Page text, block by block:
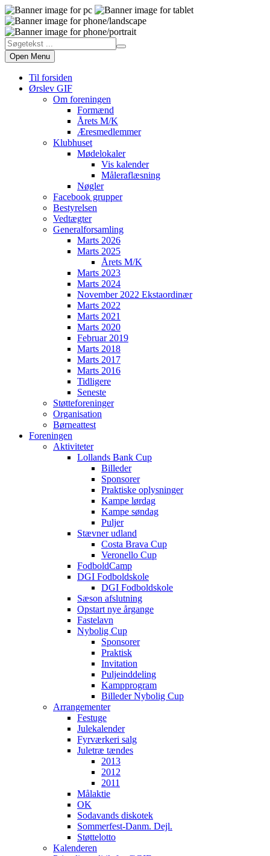
Open Menu
Til forsiden
Ørslev GIF
Om foreningen
Formænd
Årets M/K
Æresmedlemmer
Klubhuset
Mødelokaler
Vis kalender
Måleraflæsning
Nøgler
Facebook grupper
Bestyrelsen
Vedtægter
Generalforsamling
Marts 2026
Marts 2025
Årets M/K
Marts 2023
Marts 2024
November 2022 Ekstaordinær
Marts 2022
Marts 2021
Marts 2020
Februar 2019
Marts 2018
Marts 2017
Marts 2016
Tidligere
Seneste
Støtteforeninger
Organisation
Børneattest
Foreningen
Aktiviteter
Lollands Bank Cup
Billeder
Sponsorer
Praktiske oplysninger
Kampe lørdag
Kampe søndag
Puljer
Stævner udland
Costa Brava Cup
Veronello Cup
FodboldCamp
DGI Fodboldskole
DGI Fodboldskole
Sæson afslutning
Opstart nye årgange
Fastelavn
Nybolig Cup
Sponsorer
Praktisk
Invitation
Puljeinddeling
Kampprogram
Billeder Nybolig Cup
Arrangementer
Festuge
Julekalender
Fyrværkeri salg
Juletræ tændes
2013
2012
2011
Målaktie
OK
Sodavands diskotek
Sommerfest-Danm. Dejl.
Støttelotto
Kalenderen